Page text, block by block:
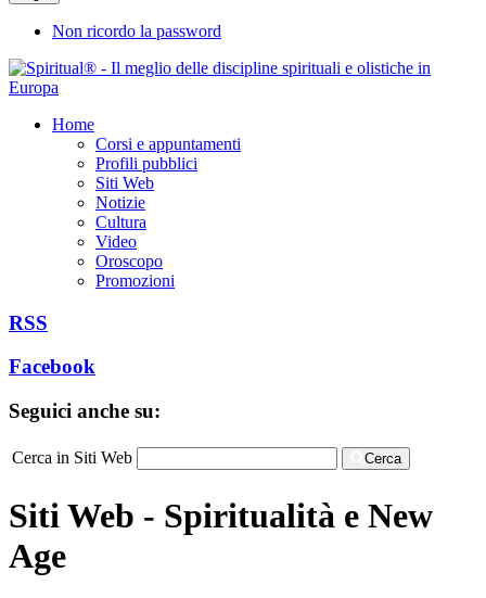
Non ricordo la password
Home
Corsi e appuntamenti
Profili pubblici
Siti Web
Notizie
Cultura
Video
Oroscopo
Promozioni
RSS
Facebook
Seguici anche su:
Cerca in Siti Web Cerca
Siti Web - Spiritualità e New
Age